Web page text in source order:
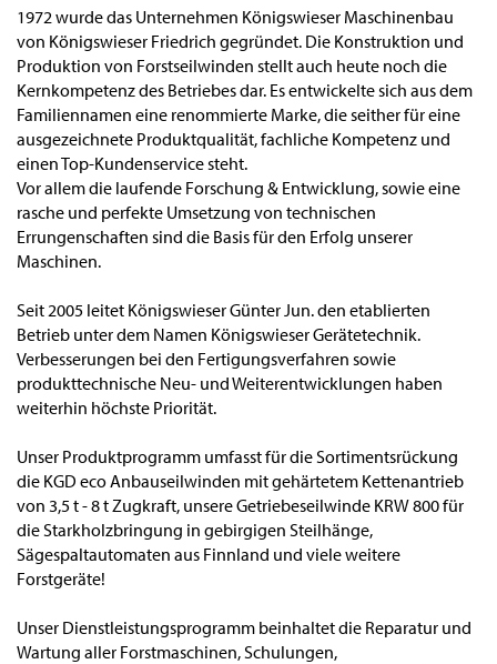
1972 wurde das Unternehmen Königswieser Maschinenbau
von Königswieser Friedrich gegründet. Die Konstruktion und
Produktion von Forstseilwinden stellt auch heute noch die
Kernkompetenz des Betriebes dar. Es entwickelte sich aus dem
Familiennamen eine renommierte Marke, die seither für eine
ausgezeichnete Produktqualität, fachliche Kompetenz und
einen Top-Kundenservice steht.
Vor allem die laufende Forschung & Entwicklung, sowie eine
rasche und perfekte Umsetzung von technischen
Errungenschaften sind die Basis für den Erfolg unserer
Maschinen.
Seit 2005 leitet Königswieser Günter Jun. den etablierten
Betrieb unter dem Namen Königswieser Gerätetechnik.
Verbesserungen bei den Fertigungsverfahren sowie
produkttechnische Neu- und Weiterentwicklungen haben
weiterhin höchste Priorität.
Unser Produktprogramm umfasst für die Sortimentsrückung
die KGD eco Anbauseilwinden mit gehärtetem Kettenantrieb
von 3,5 t - 8 t Zugkraft, unsere Getriebeseilwinde KRW 800 für
die Starkholzbringung in gebirgigen Steilhänge,
Sägespaltautomaten aus Finnland und viele weitere
Forstgeräte!
Unser Dienstleistungsprogramm beinhaltet die Reparatur und
Wartung aller Forstmaschinen, Schulungen,